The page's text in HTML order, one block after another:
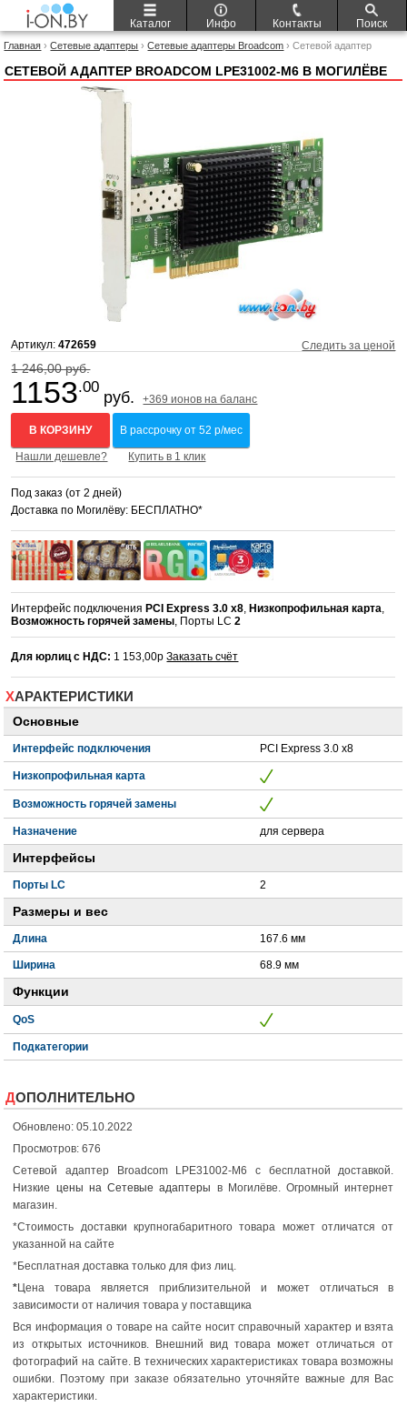
Каталог Инфо Контакты Поиск
Главная ›Сетевые адаптеры ›Сетевые адаптеры Broadcom › Сетевой адаптер
СЕТЕВОЙ АДАПТЕР BROADCOM LPE31002-M6 В МОГИЛЁВЕ
Артикул:472659 Следить за ценой
1 246,00 руб.
1153.00
руб. +369 ионов на баланс
В КОРЗИНУ В рассрочку от 52 р/мес
Нашли дешевле? Купить в 1 клик
Под заказ (от 2 дней)
Доставка по Могилёву: БЕСПЛАТНО*
Интерфейс подключения PCI Express 3.0 x8, Низкопрофильная карта,
Возможность горячей замены, Порты LC2
Для юрлиц с НДС: 1 153,00рЗаказать счёт
ХАРАКТЕРИСТИКИ
Основные
Интерфейс подключения PCI Express 3.0 x8
Низкопрофильная карта
Возможность горячей замены
Назначение для сервера
Интерфейсы
Порты LC 2
Размеры и вес
Длина 167.6 мм
Ширина 68.9 мм
Функции
QoS
Подкатегории
ДОПОЛНИТЕЛЬНО
Обновлено: 05.10.2022
Просмотров: 676
Сетевой адаптер Broadcom LPE31002-M6 с бесплатной доставкой.
Низкие цены на Сетевые адаптеры в Могилёве. Огромный интернет
магазин.
*Стоимость доставки крупногабаритного товара может отличатся от
указанной на сайте
*Бесплатная доставка только для физ лиц.
*Цена товара является приблизительной и может отличаться в
зависимости от наличия товара у поставщика
Вся информация о товаре на сайте носит справочный характер и взята
из открытых источников. Внешний вид товара может отличаться от
фотографий на сайте. В технических характеристиках товара возможны
ошибки. Поэтому при заказе обязательно уточняйте важные для Вас
характеристики.